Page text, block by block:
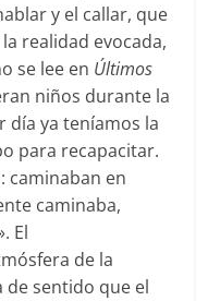
y el callar, que
realidad evocada,
se lee en Últimos
niños durante la
día ya teníamos la
para recapacitar.
caminaban en
caminaba,
El
de la
de sentido que el